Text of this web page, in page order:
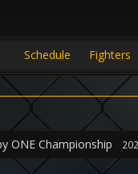
Schedule Fighters
ONE Championship